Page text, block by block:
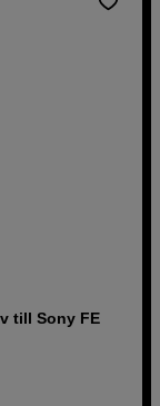
till Sony FE